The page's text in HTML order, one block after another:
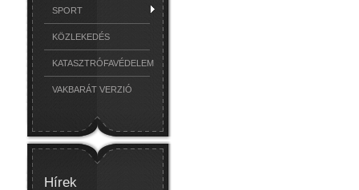
SPORT
KÖZLEKEDÉS
KATASZTRÓFAVÉDELEM
VAKBARÁT VERZIÓ
Hírek